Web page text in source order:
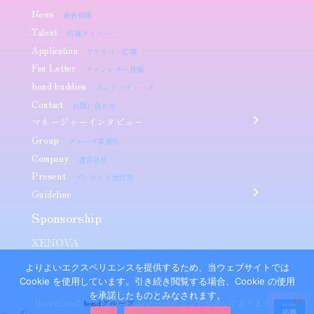
News 最新情報
Talent 所属ライバー
Application Vライバー応募
Fan Letter ファンレター投稿
bond buddies ボンドバディーズ
Contact お問い合わせ
マネージャーインタビュー
Group
グループ事務所
Company 運営会社
Present プレゼント送付先
Guideline
Sponsorship​
XENOVA
bondグループ のレーベルとして運営しております。
よりよいエクスペリエンスを提供するため、当ウェブサイトでは
Cookie を使用しています。引き続き閲覧する場合、Cookie の使用
を承諾したものとみなされます。